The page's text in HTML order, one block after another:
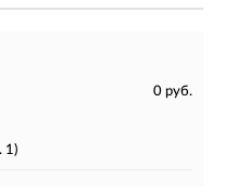
0 руб.
1)